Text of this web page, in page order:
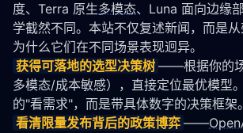
度、Terra 原生多模态、Luna 面向边缘
学截然不同。本站不仅复述新闻，而是
为什么它们在不同场景表现迥异。
获得可落地的选型决策树 ——根据你的
多模态/成本敏感），直接定位最优模型
的"看需求"，而是带具体数字的决策框架。
看清限量发布背后的政策博弈 ——